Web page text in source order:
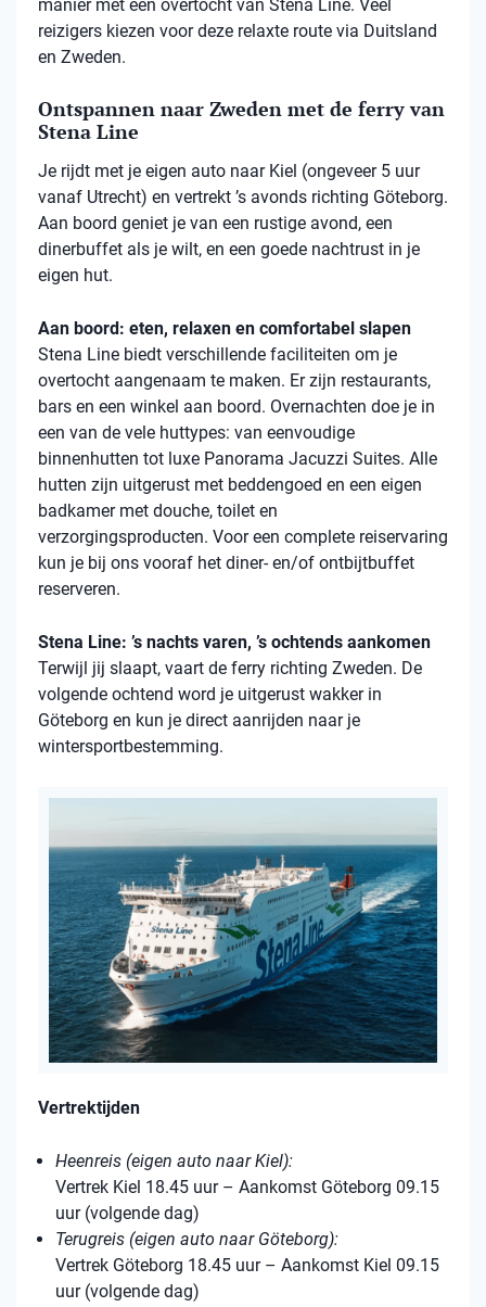
manier met een overtocht van Stena Line. Veel
reizigers kiezen voor deze relaxte route via Duitsland
en Zweden.
Ontspannen naar Zweden met de ferry van
Stena Line
Je rijdt met je eigen auto naar Kiel (ongeveer 5 uur
vanaf Utrecht) en vertrekt ’s avonds richting Göteborg.
Aan boord geniet je van een rustige avond, een
dinerbuffet als je wilt, en een goede nachtrust in je
eigen hut.
Aan boord: eten, relaxen en comfortabel slapen
Stena Line biedt verschillende faciliteiten om je
overtocht aangenaam te maken. Er zijn restaurants,
bars en een winkel aan boord. Overnachten doe je in
een van de vele huttypes: van eenvoudige
binnenhutten tot luxe Panorama Jacuzzi Suites. Alle
hutten zijn uitgerust met beddengoed en een eigen
badkamer met douche, toilet en
verzorgingsproducten. Voor een complete reiservaring
kun je bij ons vooraf het diner- en/of ontbijtbuffet
reserveren.
Stena Line: ’s nachts varen, ’s ochtends aankomen
Terwijl jij slaapt, vaart de ferry richting Zweden. De
volgende ochtend word je uitgerust wakker in
Göteborg en kun je direct aanrijden naar je
wintersportbestemming.
Vertrektijden
Heenreis (eigen auto naar Kiel):
Vertrek Kiel 18.45 uur – Aankomst Göteborg 09.15
uur (volgende dag)
Terugreis (eigen auto naar Göteborg):
Vertrek Göteborg 18.45 uur – Aankomst Kiel 09.15
uur (volgende dag)